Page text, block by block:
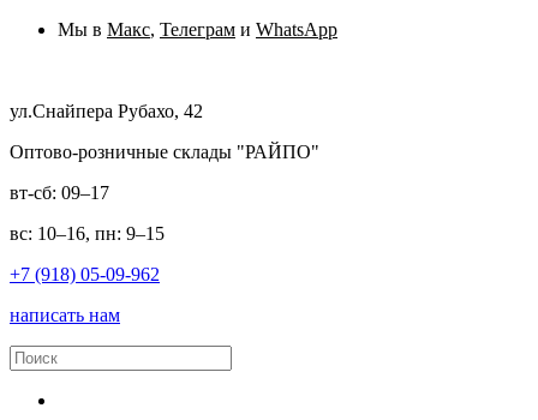
Мы в Макс, Телеграм и WhatsApp
ул.Снайпера Рубахо, 42
Оптово-розничные склады "РАЙПО"
вт-сб: 09–17
вс: 10–16, пн: 9–15
+7 (918) 05-09-962
написать нам